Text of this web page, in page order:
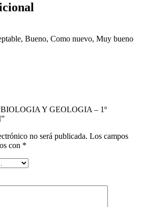
Bueno, Como nuevo, Muy bueno
Y GEOLOGIA – 1º
no será publicada. Los campos
con *